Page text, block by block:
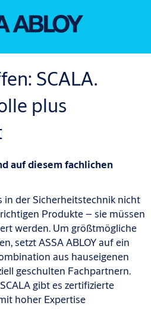
SCALA.
plus
auf diesem fachlichen
in der Sicherheitstechnik nicht
Produkte – sie müssen
werden. Um größtmögliche
setzt ASSA ABLOY auf ein
aus hauseigenen
geschulten Fachpartnern.
gibt es zertifizierte
hoher Expertise